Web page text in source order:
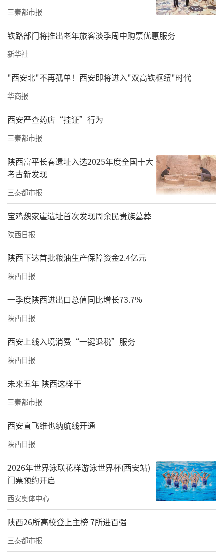
李雅泽（左三）与队友在商洛柞水参加2025环秦岭第九届自行车联
赛
2025年7月，李雅泽参加在内蒙古包头举行的中
国大学生自行车锦标赛，在女子场地400米个人
淘汰赛中斩获亚军。
“那是我第一次全国‘站台’（骑行圈关于领
奖的俗称）”，那次“站台”让她铭记了很
久，“赛前的焦虑和压力，在冲破终点线的那
一刻都释放了。”
个人淘汰赛亚军
今年，世界大学生自行车锦标赛中国代表队选
拔赛再一次临近。备战期间，李雅泽几乎每天
都要到田径场训练。作为“非科班运动员”的
李雅泽，需要同时兼顾训练和学业，甚至要准
备初级会计师资格证的考试。
除了比赛，李雅泽不希望训练占据大量专业课
三秦都市报
铁路部门将推出老年旅客淡季周中购票优惠服务
新华社
"西安北"不再孤单！西安即将进入"双高铁枢纽"时代
华商报
西安严查药店“挂证”行为
三秦都市报
陕西富平长春遗址入选2025年度全国十大
考古新发现
三秦都市报
宝鸡魏家崖遗址首次发现周余民贵族墓葬
陕西日报
陕西下达首批粮油生产保障资金2.4亿元
陕西日报
一季度陕西进出口总值同比增长73.7%
陕西日报
西安上线入境消费“一键退税”服务
陕西日报
未来五年 陕西这样干
三秦都市报
西安直飞维也纳航线开通
陕西日报
2026年世界泳联花样游泳世界杯(西安站)
门票预约开启
西安奥体中心
陕西26所高校登上主榜 7所进百强
三秦都市报